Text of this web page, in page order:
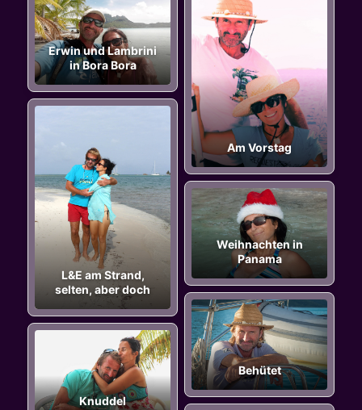
Erwin und Lambrini
in Bora Bora
Am Vorstag
L&E am Strand,
selten, aber doch
Weihnachten in
Panama
Behütet
Knuddel